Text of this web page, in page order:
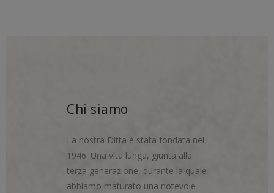
Chi siamo
La nostra Ditta è stata fondata nel
1946. Una vita lunga, giunta alla
terza generazione, durante la quale
abbiamo maturato una notevole